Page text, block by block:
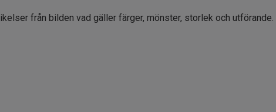
från bilden vad gäller färger, mönster, storlek och utförande.